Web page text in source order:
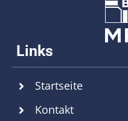
Startseite
Kontakt